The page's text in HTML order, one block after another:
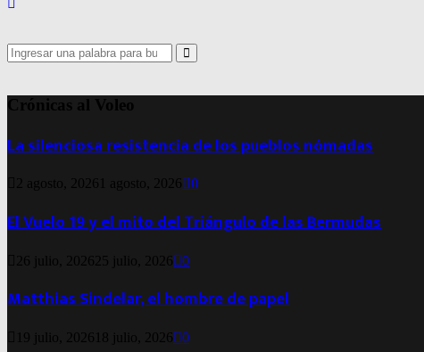
Search
for:
Search
Crónicas al Voleo
La silenciosa resistencia de los pueblos nómadas
2 agosto, 2026 1 agosto, 2026 0
El Vuelo 19 y el mito del Triángulo de las Bermudas
26 julio, 2026 25 julio, 2026 0
Matthias Sindelar, el hombre de papel
19 julio, 2026 18 julio, 2026 0